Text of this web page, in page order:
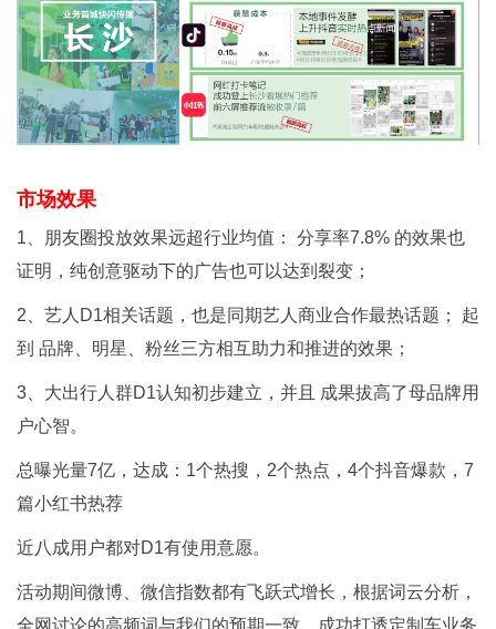
市场效果
1、朋友圈投放效果远超行业均值： 分享率7.8% 的效果也
证明，纯创意驱动下的广告也可以达到裂变；
2、艺人D1相关话题，也是同期艺人商业合作最热话题； 起
到 品牌、明星、粉丝三方相互助力和推进的效果；
3、大出行人群D1认知初步建立，并且 成果拔高了母品牌用
户心智。
总曝光量7亿，达成：1个热搜，2个热点，4个抖音爆款，7
篇小红书热荐
近八成用户都对D1有使用意愿。
活动期间微博、微信指数都有飞跃式增长，根据词云分析，
全网讨论的高频词与我们的预期一致，成功打透定制车业务